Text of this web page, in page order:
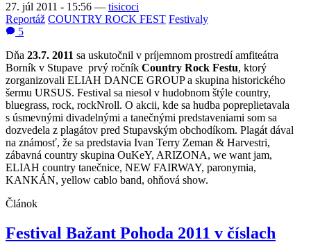
27. júl 2011 - 15:56 — tisicoci
Reportáž COUNTRY ROCK FEST Festivaly
5
Dňa 23.7. 2011 sa uskutočnil v príjemnom prostredí amfiteátra
Borník v Stupave prvý ročník Country Rock Festu, ktorý
zorganizovali ELIAH DANCE GROUP a skupina historického
šermu URSUS. Festival sa niesol v hudobnom štýle country,
bluegrass, rock, rockNroll. O akcii, kde sa hudba popreplietavala
s úsmevnými divadelnými a tanečnými predstaveniami som sa
dozvedela z plagátov pred Stupavským obchodíkom. Plagát dával
na známosť, že sa predstavia Ivan Terry Zeman & Harvestri,
zábavná country skupina OuKeY, ARIZONA, we want jam,
ELIAH country tanečnice, NEW FAIRWAY, paronymia,
KANKÁN, yellow cablo band, ohňová show.
Článok
Festival Bažant Pohoda 2011 v číslach